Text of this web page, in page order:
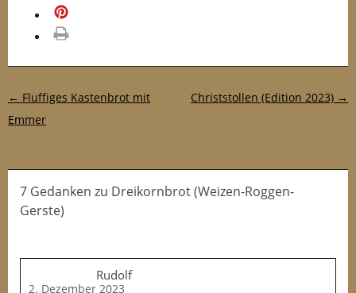
Post-Navigation
← Fluffiges Kastenbrot mit
Emmer
Christstollen (Edition 2023) →
7 Gedanken zu Dreikornbrot (Weizen-Roggen-
Gerste)
Rudolf
2. Dezember 2023